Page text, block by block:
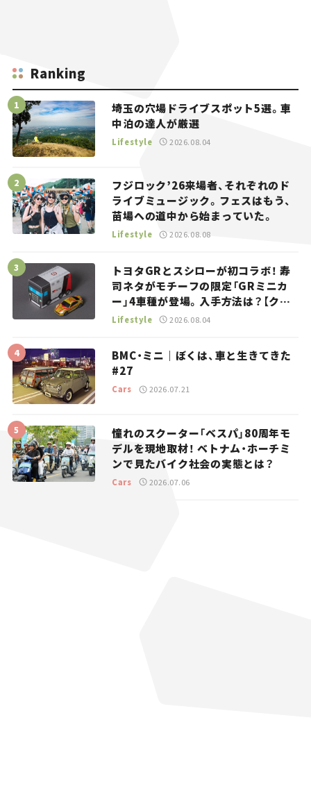
Ranking
埼玉の穴場ドライブスポット5選。車
中泊の達人が厳選
Lifestyle 2026.08.04
フジロック’26来場者、それぞれのド
ライブミュージック。フェスはもう、
苗場への道中から始まっていた。
Lifestyle 2026.08.08
トヨタGRとスシローが初コラボ！ 寿
司ネタがモチーフの限定「GRミニカ
ー」4車種が登場。入手方法は？【クル
マとホビー】
Lifestyle 2026.08.04
BMC・ミニ｜ぼくは、車と生きてきた
#27
Cars 2026.07.21
憧れのスクーター「ベスパ」80周年モ
デルを現地取材！ ベトナム・ホーチミ
ンで見たバイク社会の実態とは？
Cars 2026.07.06